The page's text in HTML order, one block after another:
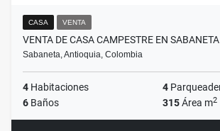
CASA VENTA
VENTA DE CASA CAMPESTRE EN
Sabaneta, Antioquia, Colombia
4 Habitaciones 4
6 Baños 315Área m2